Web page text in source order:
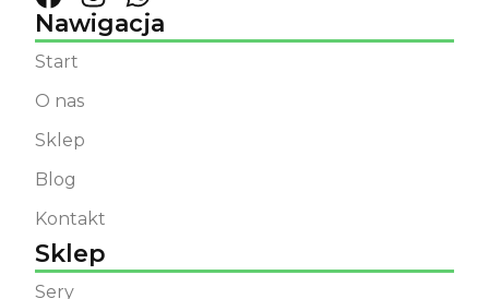
Nawigacja
Start
O nas
Sklep
Blog
Kontakt
Sklep
Sery